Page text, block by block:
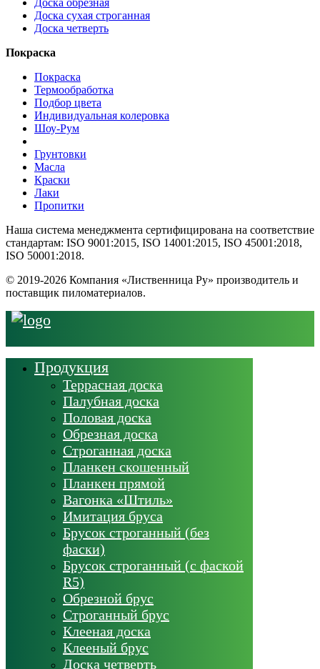
Доска обрезная
Доска сухая строганная
Доска четверть
Покраска
Покраска
Термообработка
Подбор цвета
Индивидуальная колеровка
Шоу-Рум
Грунтовки
Масла
Краски
Лаки
Пропитки
Наша система менеджмента сертифицирована на соответствие
стандартам: ISO 9001:2015, ISO 14001:2015, ISO 45001:2018,
ISO 50001:2018.
© 2019-2026 Компания «Лиственница Ру» производитель и
поставщик пиломатериалов.
Продукция
Террасная доска
Палубная доска
Половая доска
Обрезная доска
Строганная доска
Планкен скошенный
Планкен прямой
Вагонка «Штиль»
Имитация бруса
Брусок строганный (без
фаски)
Брусок строганный (с фаской
R5)
Обрезной брус
Строганный брус
Клееная доска
Клееный брус
Доска четверть